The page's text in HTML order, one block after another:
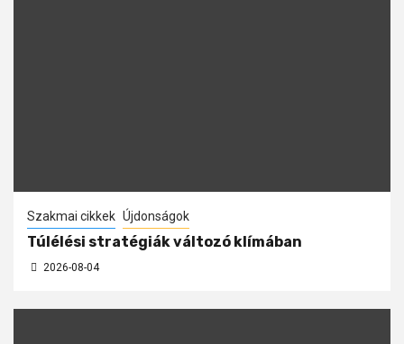
Szakmai cikkek Újdonságok
Túlélési stratégiák változó klímában
2026-08-04